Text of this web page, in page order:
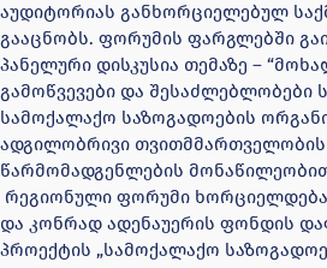
აუდიტორიას განხორციელებულ
გააცნობს. ფორუმის ფარგლებში
პანელური დისკუსია თემაზე –
გამოწვევები და შესაძლებლობები
სამოქალაქო საზოგადოების
ადგილობრივი თვითმმართველობის
წარმომადგენლების
რეგიონული ფორუმი ხორციელდება
და კონრად ადენაუერის ფონდის
პროექტის „სამოქალაქო